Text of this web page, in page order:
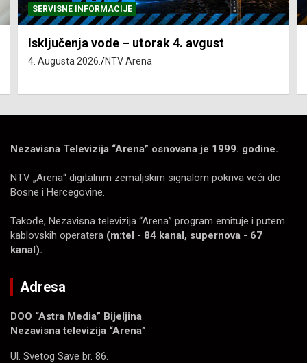
SERVISNE INFORMACIJE
Isključenja vode – utorak 4. avgust
4. Augusta 2026. NTV Arena
Nezavisna Televizija “Arena” osnovana je 1999. godine.
NTV „Arena“ digitalnim zemaljskim signalom pokriva veći dio
Bosne i Hercegovine.
Takođe, Nezavisna televizija “Arena” program emituje i putem
kablovskih operatera (m:tel - 84 kanal, supernova - 67
kanal).
Adresa
DOO “Astra Media” Bijeljina
Nezavisna televizija “Arena”
Ul. Svetog Save br. 86.